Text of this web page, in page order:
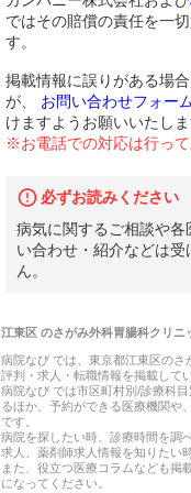
ではその賠償の責任を一
す。
掲載情報に誤りがある場
が、
お問い合わせフォー
けますようお願いいたしま
※お電話での対応は行っ
必ずお読みください
病気に関するご相談や各
い合わせ・紹介などは
ん。
江東区のさがみ外科胃腸科クリニ
病院なび では、 東京都江東区のさ
評判・求人・転職情報を掲載して
病院なび では市区町村別/診療科
るほか、予約ができる医療機関や
です。
病院を探したい時、診療時間を調
求人、薬剤師求人情報を知りたい
また、役立つ医療コラムなども掲
になってください。